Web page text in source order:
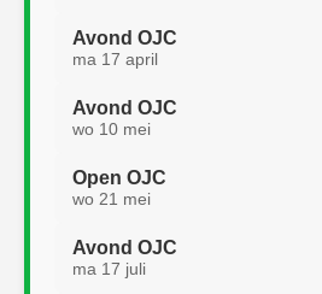
Avond OJC
ma 17 april
Avond OJC
wo 10 mei
Open OJC
wo 21 mei
Avond OJC
ma 17 juli